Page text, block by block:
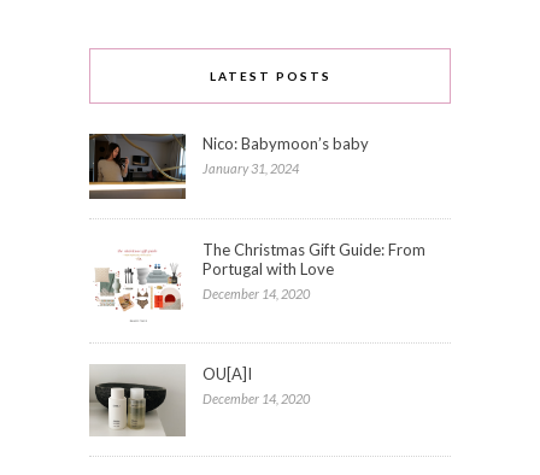
LATEST POSTS
Nico: Babymoon’s baby
January 31, 2024
The Christmas Gift Guide: From
Portugal with Love
December 14, 2020
OU[A]I
December 14, 2020